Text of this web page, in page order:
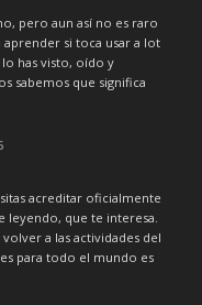
pero aun así no es raro
si toca usar a lot
has visto, oído y
sabemos que significa
acreditar oficialmente
leyendo, que te interesa.
a las actividades del
para todo el mundo es